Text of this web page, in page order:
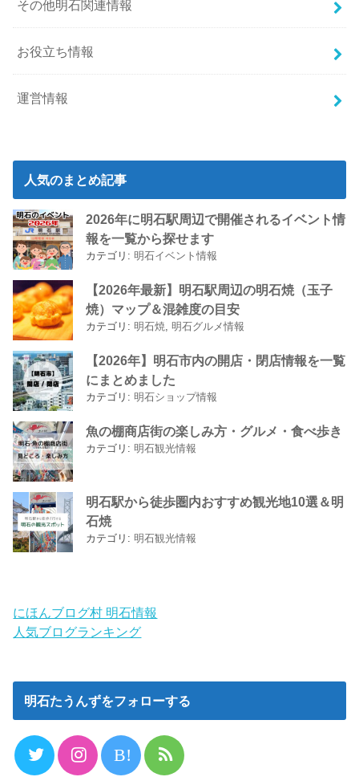
その他明石関連情報
お役立ち情報
運営情報
人気のまとめ記事
2026年に明石駅周辺で開催されるイベント情
報を一覧から探せます
カテゴリ: 明石イベント情報
【2026年最新】明石駅周辺の明石焼（玉子
焼）マップ＆混雑度の目安
カテゴリ: 明石焼 明石グルメ情報
【2026年】明石市内の開店・閉店情報を一覧
にまとめました
カテゴリ:明石ショップ情報
魚の棚商店街の楽しみ方・グルメ・食べ歩き
カテゴリ:明石観光情報
明石駅から徒歩圏内おすすめ観光地10選＆明
石焼
カテゴリ:明石観光情報
にほんブログ村 明石情報
人気ブログランキング
明石たうんずをフォローする
B!